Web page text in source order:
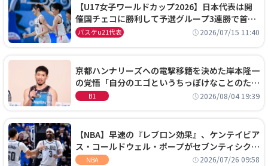
【U17女子ワールドカップ2026】日本代表は開
催国チェコに勝利して予選グループ3連勝で首位
通過！準々決勝の相手はエジプトに決定
バスケu21代表 2026/07/15 11:40
京都ハンナリーズへの電撃移籍を決めた岸本隆一
の覚悟「自分のエゴというちっぽけなことのため
に、京都に来たわけではない」
B1 2026/08/04 19:39
【NBA】早速の『レブロン効果』、ケンテイビア
ス・コールドウェル・ポープがセブンティシクサ
ーズに1年契約で加入
NBA 2026/07/26 09:58